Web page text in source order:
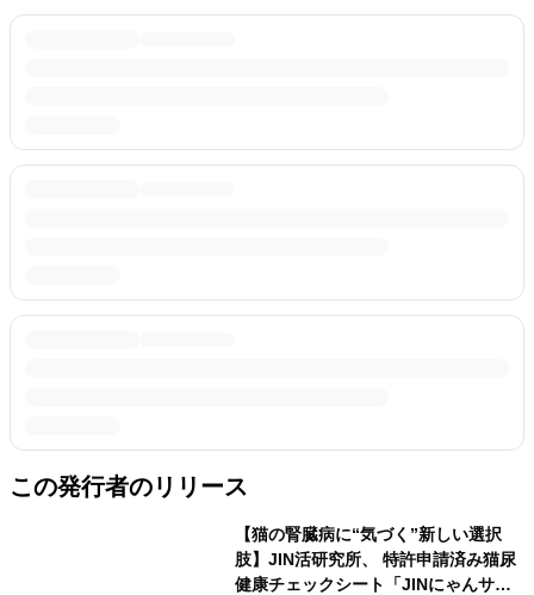
この発行者のリリース
【猫の腎臓病に“気づく”新しい選択
肢】JIN活研究所、 特許申請済み猫尿
健康チェックシート「JINにゃんサイ